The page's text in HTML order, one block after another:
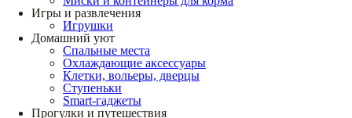
Игры и развлечения
Игрушки
Домашний уют
Спальные места
Охлаждающие аксессуары
Клетки, вольеры, дверцы
Ступеньки
Smart-гаджеты
Прогулки и путешествия